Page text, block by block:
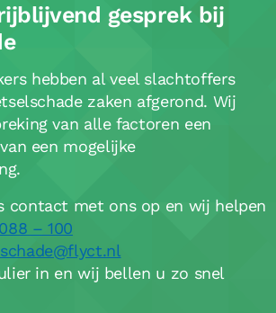
gesprek bij
hebben al veel slachtoffers
zaken afgerond. Wij
van alle factoren een
een mogelijke
contact met ons op en wij helpen
088 – 100
in en wij bellen u zo snel